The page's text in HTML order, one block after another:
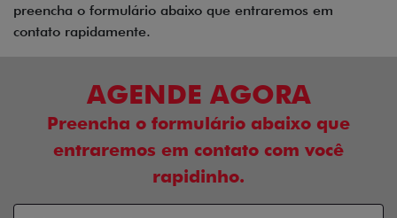
preencha o formulário abaixo que entraremos em
contato rapidamente.
AGENDE AGORA
Preencha o formulário abaixo que
entraremos em contato com você
rapidinho.